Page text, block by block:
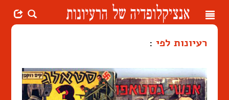
Toggle
רעיונות לפי :